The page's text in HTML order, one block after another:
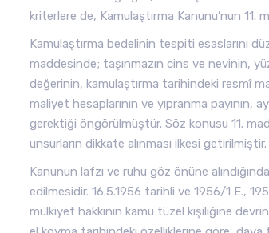
kriterlere de, Kamulaştırma Kanunu’nun 11.
Kamulaştırma bedelinin tespiti esaslarını
maddesinde; taşınmazın cins ve nevinin,
değerinin, kamulaştırma tarihindeki resmî
maliyet hesaplarının ve yıpranma
gerektiği öngörülmüştür. Söz konusu 11.
unsurların dikkate alınması ilkesi getirilmiştir.
Kanunun lafzı ve ruhu göz önüne
edilmesidir. 16.5.1956 tarihli ve 1956/1 E.,
mülkiyet hakkının kamu tüzel kişiliğine